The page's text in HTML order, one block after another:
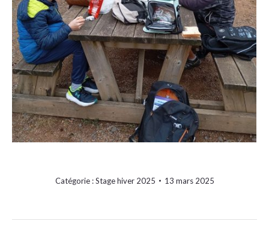
Catégorie :Stage hiver 2025 13 mars 2025